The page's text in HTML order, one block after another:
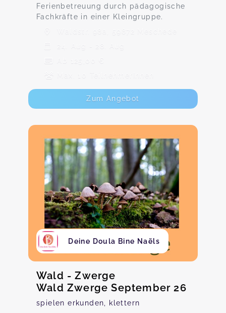
Ferienbetreuung durch pädagogische
Fachkräfte in einer Kleingruppe.
Waldstr. 98a, 59872 Meschede
24. Aug - 28. Aug
Ab 125,00 €
Max. 10 TeilnehmerInnen
Zum Angebot
Deine Doula Bine Naëls
Wald - Zwerge
Wald Zwerge September 26
spielen erkunden, klettern